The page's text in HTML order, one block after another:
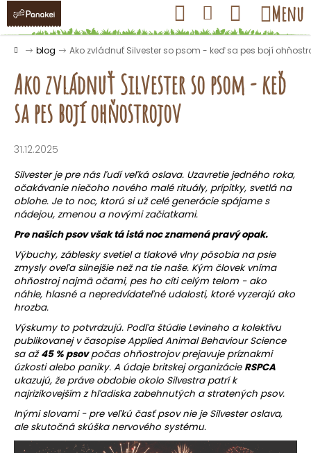
Prejsť
obsah
Hľadať Prihlásenie
Nákupný
košík
Menu
Domov
blog Ako zvládnuť Silvester so psom - keď sa pes bojí
Ako zvládnuť Silvester so psom - keď
sa pes bojí ohňostrojov
31.12.2025
Silvester je pre nás ľudí veľká oslava. Uzavretie jedného roka,
očakávanie niečoho nového malé rituály, prípitky, svetlá na
oblohe. Je to noc, ktorú si už celé generácie spájame s
nádejou, zmenou a novými začiatkami.
Pre našich psov však tá istá noc znamená pravý opak.
Výbuchy, záblesky svetiel a tlakové vlny pôsobia na psie
zmysly oveľa silnejšie než na tie naše. Kým človek vníma
ohňostroj najmä očami, pes ho cíti celým telom - ako
náhle, hlasné a nepredvídateľné udalosti, ktoré vyzerajú ako
hrozba.
Výskumy to potvrdzujú. Podľa štúdie Levineho a kolektívu
publikovanej v časopise Applied Animal Behaviour Science
sa až45 % psovpočas ohňostrojov prejavuje príznakmi
úzkosti alebo paniky. A údaje britskej organizácie RSPCA
ukazujú, že práve obdobie okolo Silvestra patrí k
najrizikovejším z hľadiska zabehnutých a stratených psov.
Inými slovami - pre veľkú časť psov nie je Silvester oslava,
ale skutočná skúška nervového systému.
K
o Späť
Späť
o
p
o
t
r
e
b
u
j
e
t
e
n
á
j
s
ť